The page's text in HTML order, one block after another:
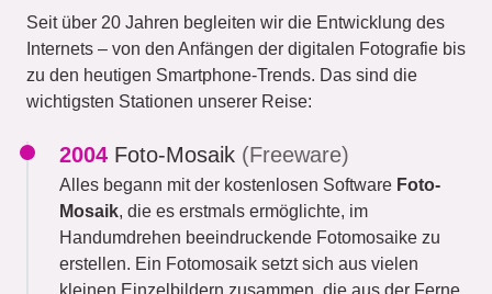
Seit über 20 Jahren begleiten wir die Entwicklung des
Internets – von den Anfängen der digitalen Fotografie bis
zu den heutigen Smartphone-Trends. Das sind die
wichtigsten Stationen unserer Reise:
2004 Foto-Mosaik (Freeware)
Alles begann mit der kostenlosen Software Foto-
Mosaik, die es erstmals ermöglichte, im
Handumdrehen beeindruckende Fotomosaike zu
erstellen. Ein Fotomosaik setzt sich aus vielen